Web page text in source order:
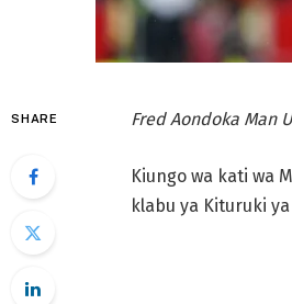
SHARE Fred Aondoka Man
Kiungo wa kati wa
klabu ya Kituruki